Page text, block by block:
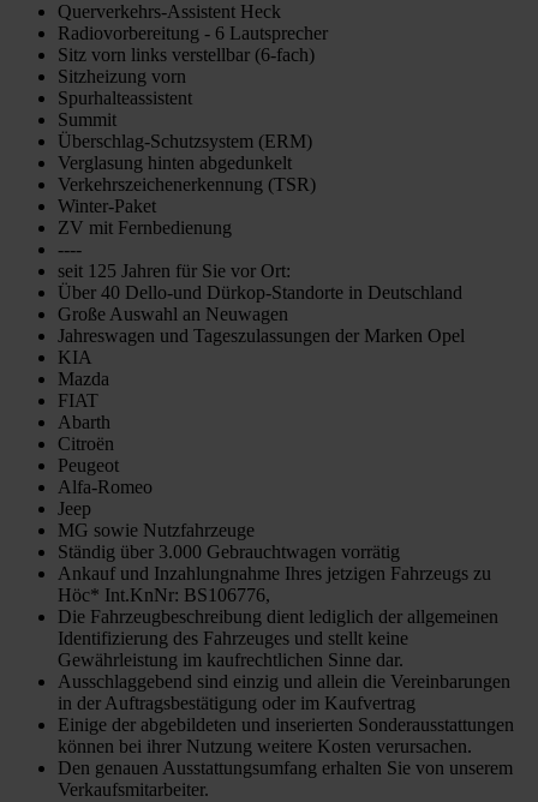
Querverkehrs-Assistent Heck
Radiovorbereitung - 6 Lautsprecher
Sitz vorn links verstellbar (6-fach)
Sitzheizung vorn
Spurhalteassistent
Summit
Überschlag-Schutzsystem (ERM)
Verglasung hinten abgedunkelt
Verkehrszeichenerkennung (TSR)
Winter-Paket
ZV mit Fernbedienung
----
seit 125 Jahren für Sie vor Ort:
Über 40 Dello-und Dürkop-Standorte in Deutschland
Große Auswahl an Neuwagen
Jahreswagen und Tageszulassungen der Marken Opel
KIA
Mazda
FIAT
Abarth
Citroën
Peugeot
Alfa-Romeo
Jeep
MG sowie Nutzfahrzeuge
Ständig über 3.000 Gebrauchtwagen vorrätig
Ankauf und Inzahlungnahme Ihres jetzigen Fahrzeugs zu
Höc* Int.KnNr: BS106776,
Die Fahrzeugbeschreibung dient lediglich der allgemeinen
Identifizierung des Fahrzeuges und stellt keine
Gewährleistung im kaufrechtlichen Sinne dar.
Ausschlaggebend sind einzig und allein die Vereinbarungen
in der Auftragsbestätigung oder im Kaufvertrag
Einige der abgebildeten und inserierten Sonderausstattungen
können bei ihrer Nutzung weitere Kosten verursachen.
Den genauen Ausstattungsumfang erhalten Sie von unserem
Verkaufsmitarbeiter.